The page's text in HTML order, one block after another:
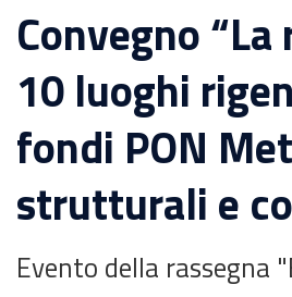
Eventi
Tutte le notizie
Newsletter
Convegno
10 luoghi
fondi PON
strutturali e
Evento della rassegna